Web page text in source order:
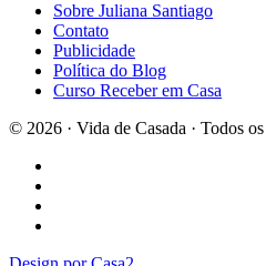
Sobre Juliana Santiago
Contato
Publicidade
Política do Blog
Curso Receber em Casa
© 2026 · Vida de Casada · Todos